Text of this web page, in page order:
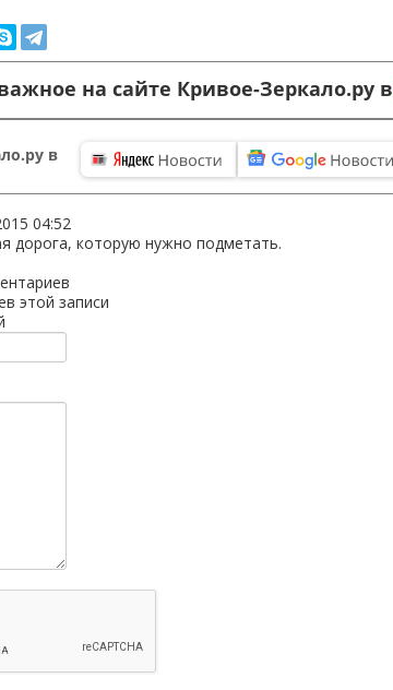
на сайте Кривое-Зеркало.ру в
в
04:52
дорога, которую нужно подметать.
этой записи